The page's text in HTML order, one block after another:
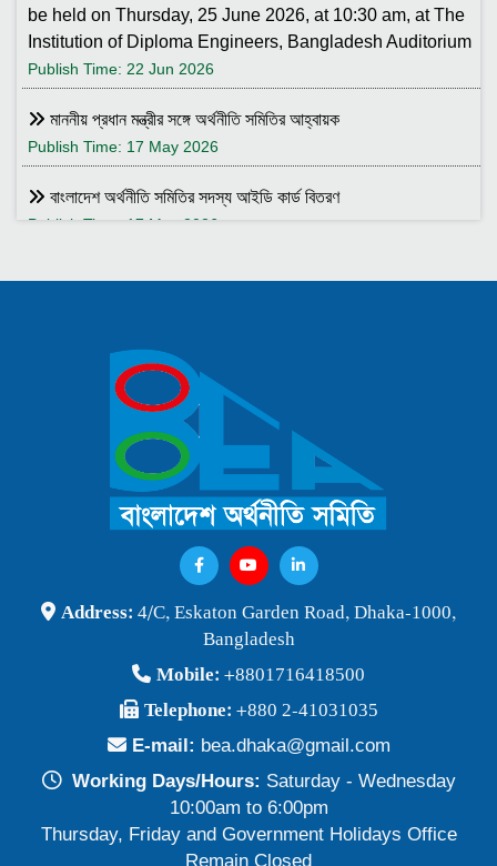
be held on Thursday, 25 June 2026, at 10:30 am, at The
Institution of Diploma Engineers, Bangladesh Auditorium
Publish Time: 22 Jun 2026
মাননীয় প্রধান মন্ত্রীর সঙ্গে অর্থনীতি সমিতির আহ্বায়ক
Publish Time: 17 May 2026
বাংলাদেশ অর্থনীতি সমিতির সদস্য আইডি কার্ড বিতরণ
Publish Time: 17 May 2026
Publish Time: 25 Jan 2026
বাংলাদেশ অর্থনীতি সমিতি ও জগন্নাথ বিশ্ববিদ্যালয় যৌথ আয়োজনে
লোকবক্তৃা ২১ জানুয়ারি ২০২৬
Publish Time: 16 Jan 2026
বেগম খালেদা জিয়ার মৃত্যুতে বাংলাদেশ অর্থনীতি সমিতি গভীরভাবে শোকাহত
BEA Seminar 2025 "Debating Budget and Beyond" 21
June 2025, at 10:00 am, at the CIRDAP Auditorium
Publish Time: 16 Jun 2025
Publish Time: 19 May 2024
প্রাথমিক প্রার্থী তালিকা বাংলাদেশ অর্থনীতি সমিতি নির্বাচন-২০২৪
Publish Time: 17 May 2024
বাংলাদেশ অর্থনীতি সমিতির সদস্যপদ নবায়ন ও নতুন সদস্য অন্তর্ভুক্তি প্রসঙ্গে
Address: 4/C, Eskaton Garden Road, Dhaka-1000,
Bangladesh
Mobile: +8801716418500
Telephone: +880 2-41031035
E-mail: bea.dhaka@gmail.com
Working Days/Hours: Saturday - Wednesday
10:00am to 6:00pm
Thursday, Friday and Government Holidays Office
Remain Closed